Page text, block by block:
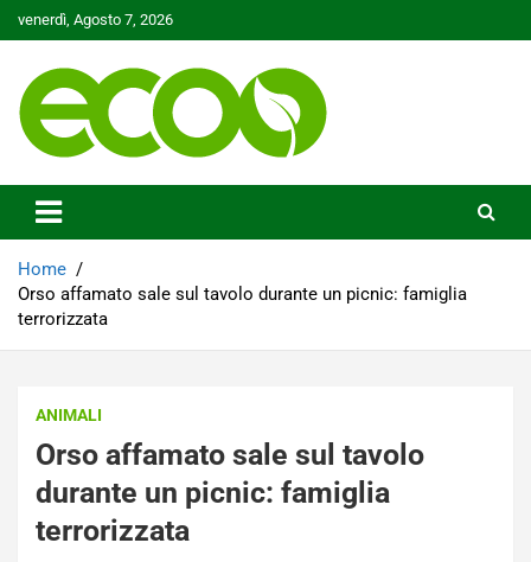
to
venerdì, Agosto 7, 2026
Ecoo.it
Home
Orso affamato sale sul tavolo durante un picnic: famiglia
terrorizzata
ANIMALI
Orso affamato sale sul tavolo
durante un picnic: famiglia
terrorizzata